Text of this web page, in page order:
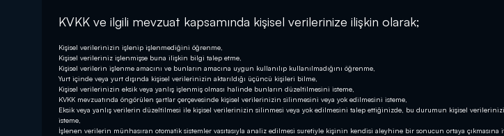
KVKK ve ilgili mevzuat kapsamında kişisel verilerinize ilişkin olarak;
Kişisel verilerinizin işlenip işlenmediğini öğrenme,
Kişisel verileriniz işlenmişse buna ilişkin bilgi talep etme,
Kişisel verilerin işlenme amacını ve bunların amacına uygun kullanılıp kullanılmadığını öğrenme,
Yurt içinde veya yurt dışında kişisel verilerinizin aktarıldığı üçüncü kişileri bilme,
Kişisel verilerinizin eksik veya yanlış işlenmiş olması halinde bunların düzeltilmesini isteme,
KVKK mevzuatında öngörülen şartlar çerçevesinde kişisel verilerinizin silinmesini veya yok edilmesini isteme,
Eksik veya yanlış verilerin düzeltilmesi ile kişisel verilerinizin silinmesi veya yok edilmesini talep ettiğinizde, bu durumun kişisel
isteme,
İşlenen verilerin münhasıran otomatik sistemler vasıtasıyla analiz edilmesi suretiyle kişinin kendisi aleyhine bir sonucun ortaya çıkmasına